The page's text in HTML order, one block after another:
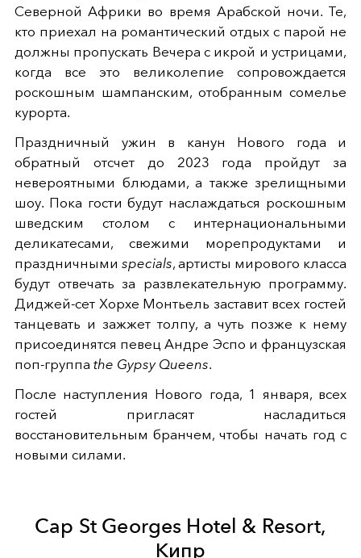
Северной Африки во время Арабской ночи. Те,
кто приехал на романтический отдых с парой не
должны пропускать Вечера с икрой и устрицами,
когда все это великолепие сопровождается
роскошным шампанским, отобранным сомелье
курорта.
Праздничный ужин в канун Нового года и
обратный отсчет до 2023 года пройдут за
невероятными блюдами, а также зрелищными
шоу. Пока гости будут наслаждаться роскошным
шведским столом с интернациональными
деликатесами, свежими морепродуктами и
праздничными specials, артисты мирового класса
будут отвечать за развлекательную программу.
Диджей-сет Хорхе Монтьель заставит всех гостей
танцевать и зажжет толпу, а чуть позже к нему
присоединятся певец Андре Эспо и французская
поп-группа the Gypsy Queens.
После наступления Нового года, 1 января, всех
гостей пригласят насладиться
восстановительным бранчем, чтобы начать год с
новыми силами.
Cap St Georges Hotel & Resort,
Кипр